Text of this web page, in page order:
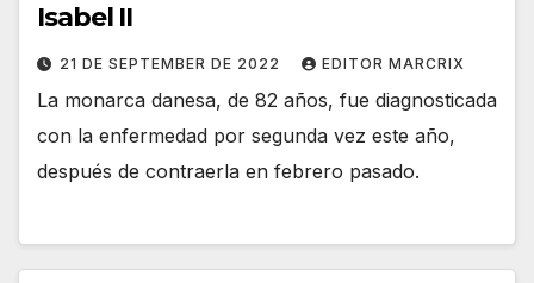
Isabel II
21 DE SEPTEMBER DE 2022 EDITOR MARCRIX
La monarca danesa, de 82 años, fue diagnosticada
con la enfermedad por segunda vez este año,
después de contraerla en febrero pasado.